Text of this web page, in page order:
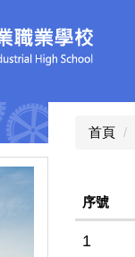
首頁
序號
1